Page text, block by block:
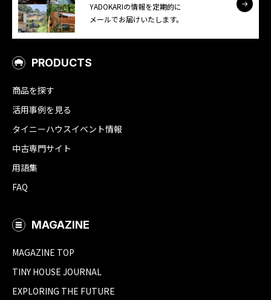
YADOKARIの情報を定期的に
メールでお届けいたします。
PRODUCTS
商品を探す
活用事例を見る
タイニーハウスイベント情報
中古専門サイト
用語集
FAQ
MAGAZINE
MAGAZINE TOP
TINY HOUSE JOURNAL
EXPLORING THE FUTURE